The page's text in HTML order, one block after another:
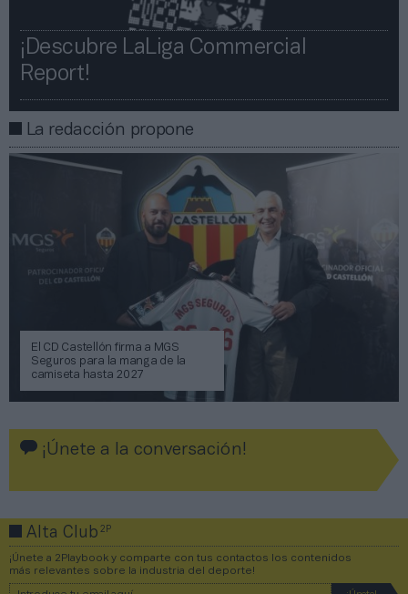
¡Descubre LaLiga Commercial
Report!​​
La redacción propone
El CD Castellón firma a MGS
Seguros para la manga de la
camiseta hasta 2027
¡Únete a la conversación!
Alta Club2P
¡Únete a 2Playbook y comparte con tus contactos los contenidos
más relevantes sobre la industria del deporte!